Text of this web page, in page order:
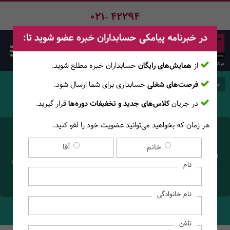
021- 42294
ثبت‌نام در نخستین هنرستان
فنی حرفه ای پسرانه غیردولتی
فناوری مالی کشور
صفحه اصلی وبلاگ اخبار آموزشگاه
در خبرنامه پیامکی حسابداران خبره عضو شوید تا:
از همایش‌های رایگان حسابداران خبره مطلع ‎شوید.
فرصت‌های شغلی حسابداری برای شما ارسال شود.
در جریانکلاس‌های جدید و تخفیفات دوره‌هاقرار گیرید.
هر زمان که بخواهید می‌توانید عضویت خود را لغو کنید.
خانم آقا
نام
نام خانوادگی
تلفن